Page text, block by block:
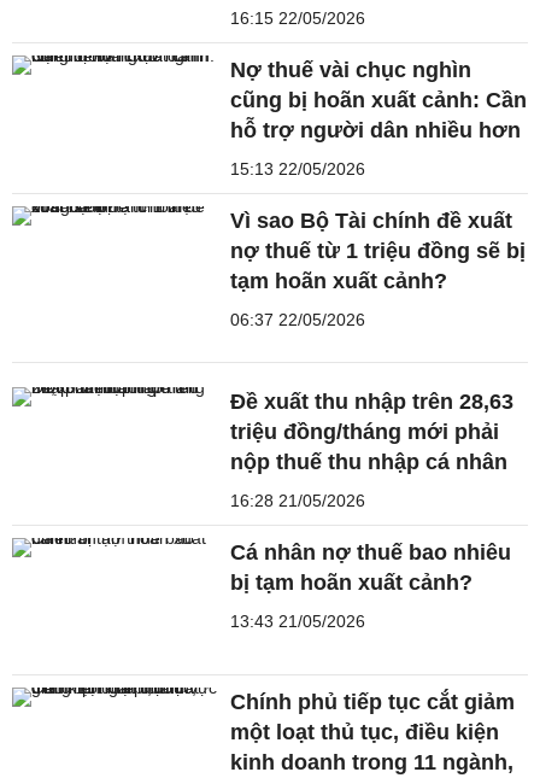
16:15 22/05/2026
Nợ thuế vài chục nghìn
cũng bị hoãn xuất cảnh: Cần
hỗ trợ người dân nhiều hơn
15:13 22/05/2026
Vì sao Bộ Tài chính đề xuất
nợ thuế từ 1 triệu đồng sẽ bị
tạm hoãn xuất cảnh?
06:37 22/05/2026
Đề xuất thu nhập trên 28,63
triệu đồng/tháng mới phải
nộp thuế thu nhập cá nhân
16:28 21/05/2026
Cá nhân nợ thuế bao nhiêu
bị tạm hoãn xuất cảnh?
13:43 21/05/2026
Chính phủ tiếp tục cắt giảm
một loạt thủ tục, điều kiện
kinh doanh trong 11 ngành,